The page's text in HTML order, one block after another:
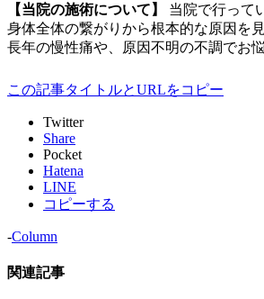
【当院の施術について】
当院で行って
身体全体の繋がりから根本的な原因を
長年の慢性痛や、原因不明の不調でお
この記事タイトルとURLをコピー
Twitter
Share
Pocket
Hatena
LINE
コピーする
-Column
関連記事